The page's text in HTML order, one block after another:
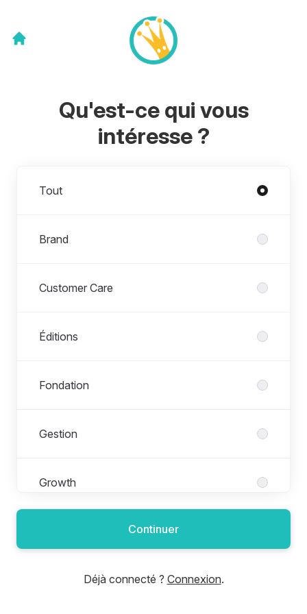
Qu'est-ce qui vous
intéresse ?
Tout
Brand
Customer Care
Éditions
Fondation
Gestion
Growth
Production & Supply
Produit & Design
Continuer
Déjà connecté ? Connexion.